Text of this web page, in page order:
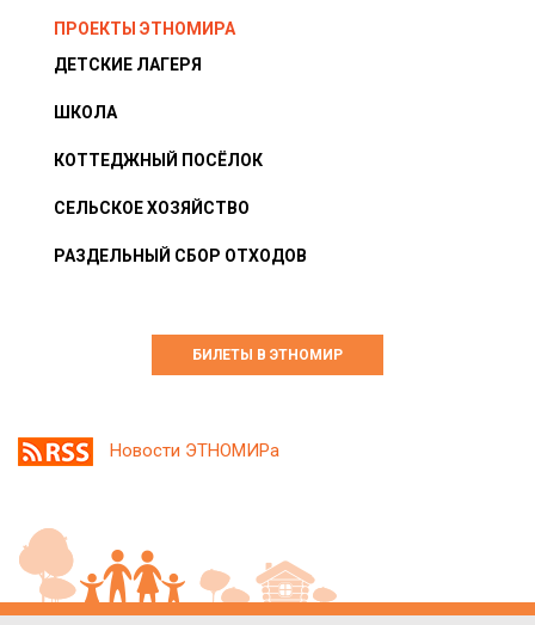
ПРОЕКТЫ ЭТНОМИРА
ДЕТСКИЕ ЛАГЕРЯ
ШКОЛА
КОТТЕДЖНЫЙ ПОСЁЛОК
СЕЛЬСКОЕ ХОЗЯЙСТВО
РАЗДЕЛЬНЫЙ СБОР ОТХОДОВ
БИЛЕТЫ В ЭТНОМИР
Новости ЭТНОМИРа